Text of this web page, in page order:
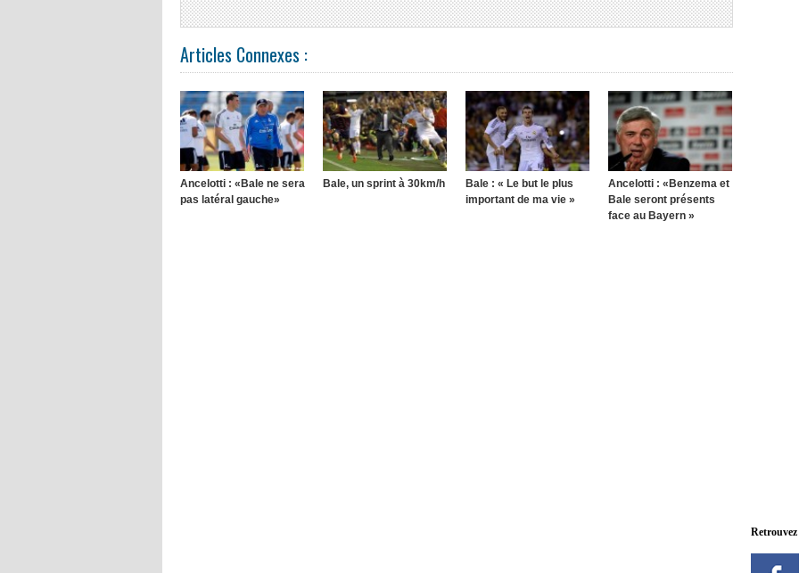
Articles Connexes :
Ancelotti : «Bale ne sera
pas latéral gauche»
Bale, un sprint à 30km/h
Bale : « Le but le plus
important de ma vie »
Ancelotti : «Benzema et
Bale seront présents
face au Bayern »